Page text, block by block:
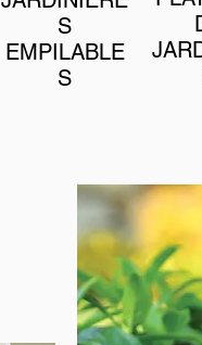
S
EMPILABLE
S